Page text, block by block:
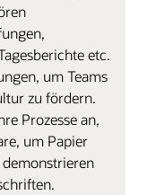
etc.
um Teams
zu fördern.
Prozesse an,
um Papier